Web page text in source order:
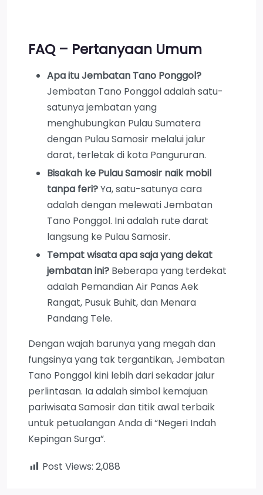
FAQ – Pertanyaan Umum
Apa itu Jembatan Tano Ponggol?
Jembatan Tano Ponggol adalah satu-
satunya jembatan yang
menghubungkan Pulau Sumatera
dengan Pulau Samosir melalui jalur
darat, terletak di kota Pangururan.
Bisakah ke Pulau Samosir naik mobil
tanpa feri?Ya, satu-satunya cara
adalah dengan melewati Jembatan
Tano Ponggol. Ini adalah rute darat
langsung ke Pulau Samosir.
Tempat wisata apa saja yang dekat
jembatan ini? Beberapa yang terdekat
adalah Pemandian Air Panas Aek
Rangat, Pusuk Buhit, dan Menara
Pandang Tele.
Dengan wajah barunya yang megah dan
fungsinya yang tak tergantikan, Jembatan
Tano Ponggol kini lebih dari sekadar jalur
perlintasan. Ia adalah simbol kemajuan
pariwisata Samosir dan titik awal terbaik
untuk petualangan Anda di “Negeri Indah
Kepingan Surga”.
Post Views: 2,088